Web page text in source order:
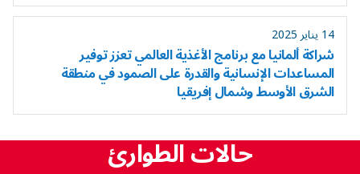
14 يناير 2025
شراكة ألمانيا مع برنامج الأغذية العالمي تعزز توفير
المساعدات الإنسانية والقدرة على الصمود في منطقة
الشرق الأوسط وشمال إفريقيا
حالات الطوارئ